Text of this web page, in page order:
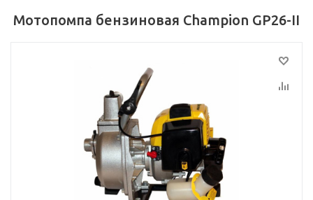
Мотопомпа бензиновая Champion GP26-II